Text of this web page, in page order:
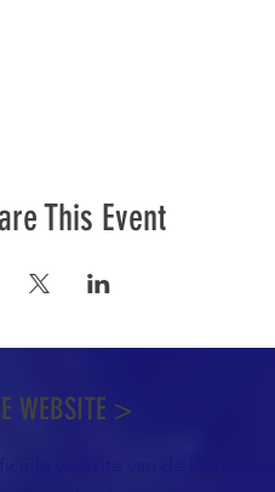
This Event
WEBSITE >